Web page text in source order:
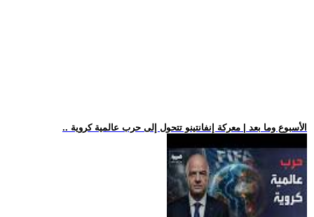
.. الأسبوع وما بعد | معركة إنفانتينو تتحول إلى حرب عالمية كروية